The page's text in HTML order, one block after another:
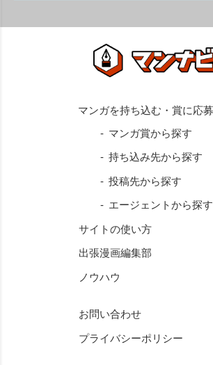
マンガ賞から探す
持ち込み先から探す
投稿先から探す
エージェントから探す
サイトの使い方
出張漫画編集部
ノウハウ
お問い合わせ
プライバシーポリシー